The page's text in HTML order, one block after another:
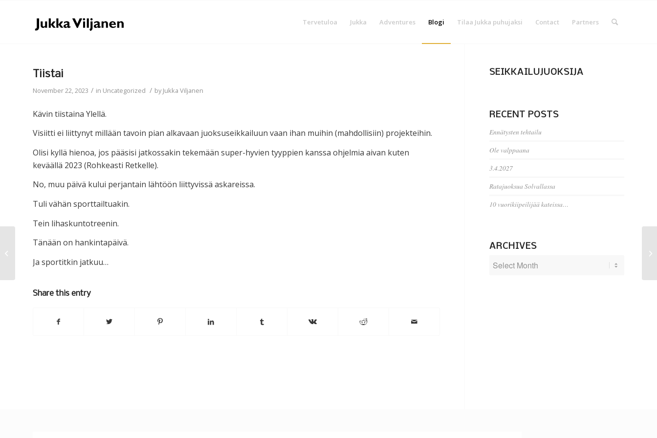
Tervetuloa Jukka Adventures Blogi Tilaa Jukka puhujaksi Contact Partners
Tiistai
November 22, 2023 / in Uncategorized / byJukka Viljanen
Kävin tiistaina Ylellä.
Visiitti ei liittynyt millään tavoin pian alkavaan juoksuseikkailuun vaan ihan muihin (mahdollisiin) projekteihin.
Olisi kyllä hienoa, jos pääsisi jatkossakin tekemään super-hyvien tyyppien kanssa ohjelmia aivan kuten
keväällä 2023 (Rohkeasti Retkelle).
No, muu päivä kului perjantain lähtöön liittyvissä askareissa.
Tuli vähän sporttailtuakin.
Tein lihaskuntotreenin.
Tänään on hankintapäivä.
Ja sportitkin jatkuu…
Share this entry
SEIKKAILUJUOKSIJA
RECENT POSTS
Ennätysten tehtailu
Ole valppaana
3.4.2027
Ratajuoksua Solvallassa
10 vuorikiipeilijää kateissa…
ARCHIVES